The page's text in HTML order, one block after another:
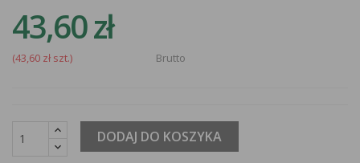
43,60 zł
(43,60 zł szt.) Brutto
DODAJ DO KOSZYKA